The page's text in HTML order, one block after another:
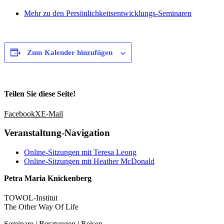
Mehr zu den Persönlichkeitsentwicklungs-Seminaren
Zum Kalender hinzufügen
Teilen Sie diese Seite!
FacebookXE-Mail
Veranstaltung-Navigation
Online-Sitzungen mit Teresa Leong
Online-Sitzungen mit Heather McDonald
Petra Maria Knickenberg
TOWOL-Institut
The Other Way Of Life